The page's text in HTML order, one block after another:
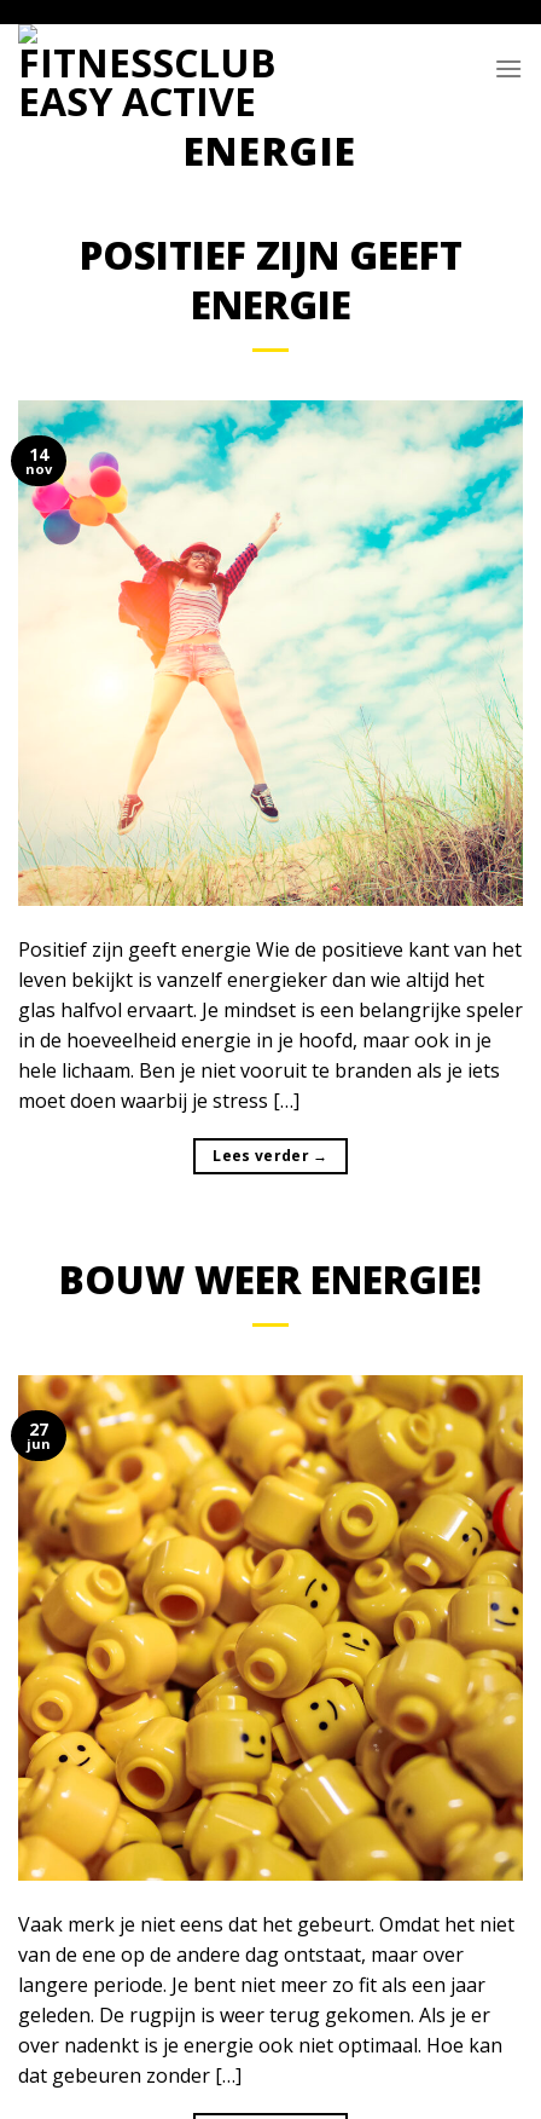
content
POSITIEF ZIJN GEEFT
ENERGIE
14
nov
Positief zijn geeft energie Wie de positieve kant van het
leven bekijkt is vanzelf energieker dan wie altijd het
glas halfvol ervaart. Je mindset is een belangrijke speler
in de hoeveelheid energie in je hoofd, maar ook in je
hele lichaam. Ben je niet vooruit te branden als je iets
moet doen waarbij je stress […]
Lees verder →
BOUW WEER ENERGIE!
27
jun
Vaak merk je niet eens dat het gebeurt. Omdat het niet
van de ene op de andere dag ontstaat, maar over
langere periode. Je bent niet meer zo fit als een jaar
geleden. De rugpijn is weer terug gekomen. Als je er
over nadenkt is je energie ook niet optimaal. Hoe kan
dat gebeuren zonder […]